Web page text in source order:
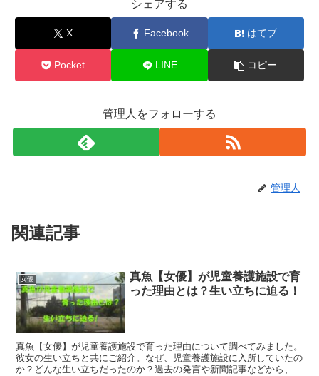
シェアする
X Facebook はてブ
Pocket LINE コピー
管理人をフォローする
管理人
関連記事
女優
真魚【女優】が児童養護施設で育
った理由とは？生い立ちに迫る！
真魚【女優】が児童養護施設で育った理由について調べてみました。
彼女の生い立ちと共にご紹介。なぜ、児童養護施設に入所していたの
か？どんな生い立ちだったのか？過去の発言や新聞記事などから、紐